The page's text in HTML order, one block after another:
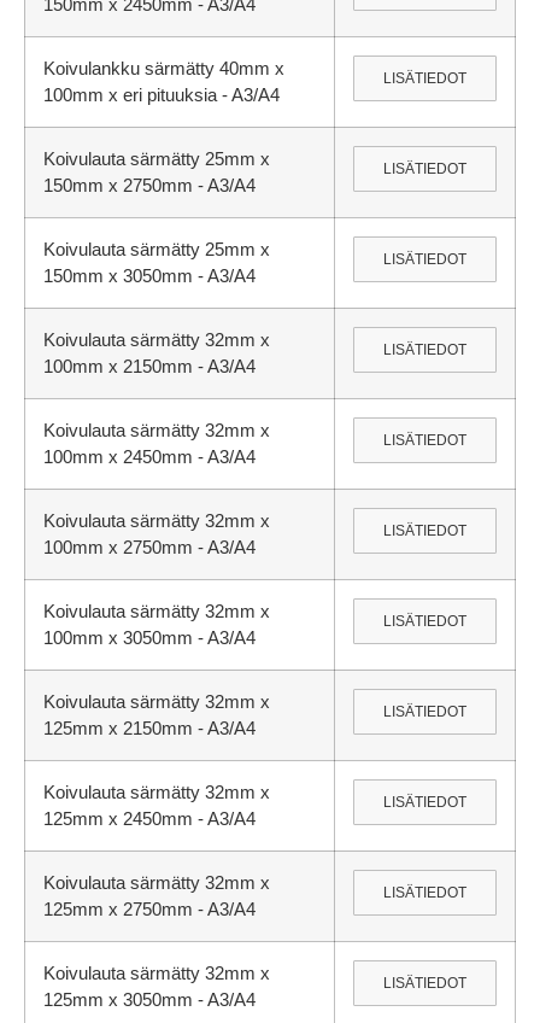
150mm x 2450mm - A3/A4
Koivulankku särmätty 40mm x
100mm x eri pituuksia - A3/A4
LISÄTIEDOT
Koivulauta särmätty 25mm x
150mm x 2750mm - A3/A4
LISÄTIEDOT
Koivulauta särmätty 25mm x
150mm x 3050mm - A3/A4
LISÄTIEDOT
Koivulauta särmätty 32mm x
100mm x 2150mm - A3/A4
LISÄTIEDOT
Koivulauta särmätty 32mm x
100mm x 2450mm - A3/A4
LISÄTIEDOT
Koivulauta särmätty 32mm x
100mm x 2750mm - A3/A4
LISÄTIEDOT
Koivulauta särmätty 32mm x
100mm x 3050mm - A3/A4
LISÄTIEDOT
Koivulauta särmätty 32mm x
125mm x 2150mm - A3/A4
LISÄTIEDOT
Koivulauta särmätty 32mm x
125mm x 2450mm - A3/A4
LISÄTIEDOT
Koivulauta särmätty 32mm x
125mm x 2750mm - A3/A4
LISÄTIEDOT
Koivulauta särmätty 32mm x
125mm x 3050mm - A3/A4
LISÄTIEDOT